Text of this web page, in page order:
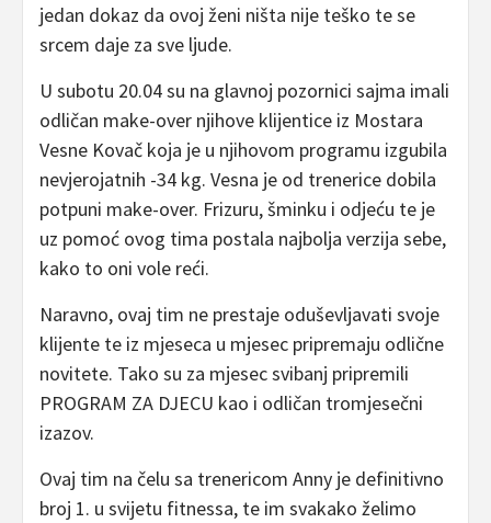
jedan dokaz da ovoj ženi ništa nije teško te se
srcem daje za sve ljude.
U subotu 20.04 su na glavnoj pozornici sajma imali
odličan make-over njihove klijentice iz Mostara
Vesne Kovač koja je u njihovom programu izgubila
nevjerojatnih -34 kg. Vesna je od trenerice dobila
potpuni make-over. Frizuru, šminku i odjeću te je
uz pomoć ovog tima postala najbolja verzija sebe,
kako to oni vole reći.
Naravno, ovaj tim ne prestaje oduševljavati svoje
klijente te iz mjeseca u mjesec pripremaju odlične
novitete. Tako su za mjesec svibanj pripremili
PROGRAM ZA DJECU kao i odličan tromjesečni
izazov.
Ovaj tim na čelu sa trenericom Anny je definitivno
broj 1. u svijetu fitnessa, te im svakako želimo